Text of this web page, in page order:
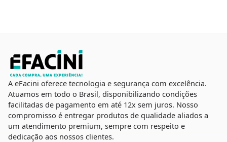
A eFacini oferece tecnologia e segurança com excelência.
Atuamos em todo o Brasil, disponibilizando condições
facilitadas de pagamento em até 12x sem juros. Nosso
compromisso é entregar produtos de qualidade aliados a
um atendimento premium, sempre com respeito e
dedicação aos nossos clientes.